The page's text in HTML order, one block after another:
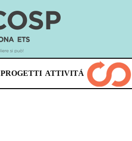
PROGETTI ATTIVITÁ